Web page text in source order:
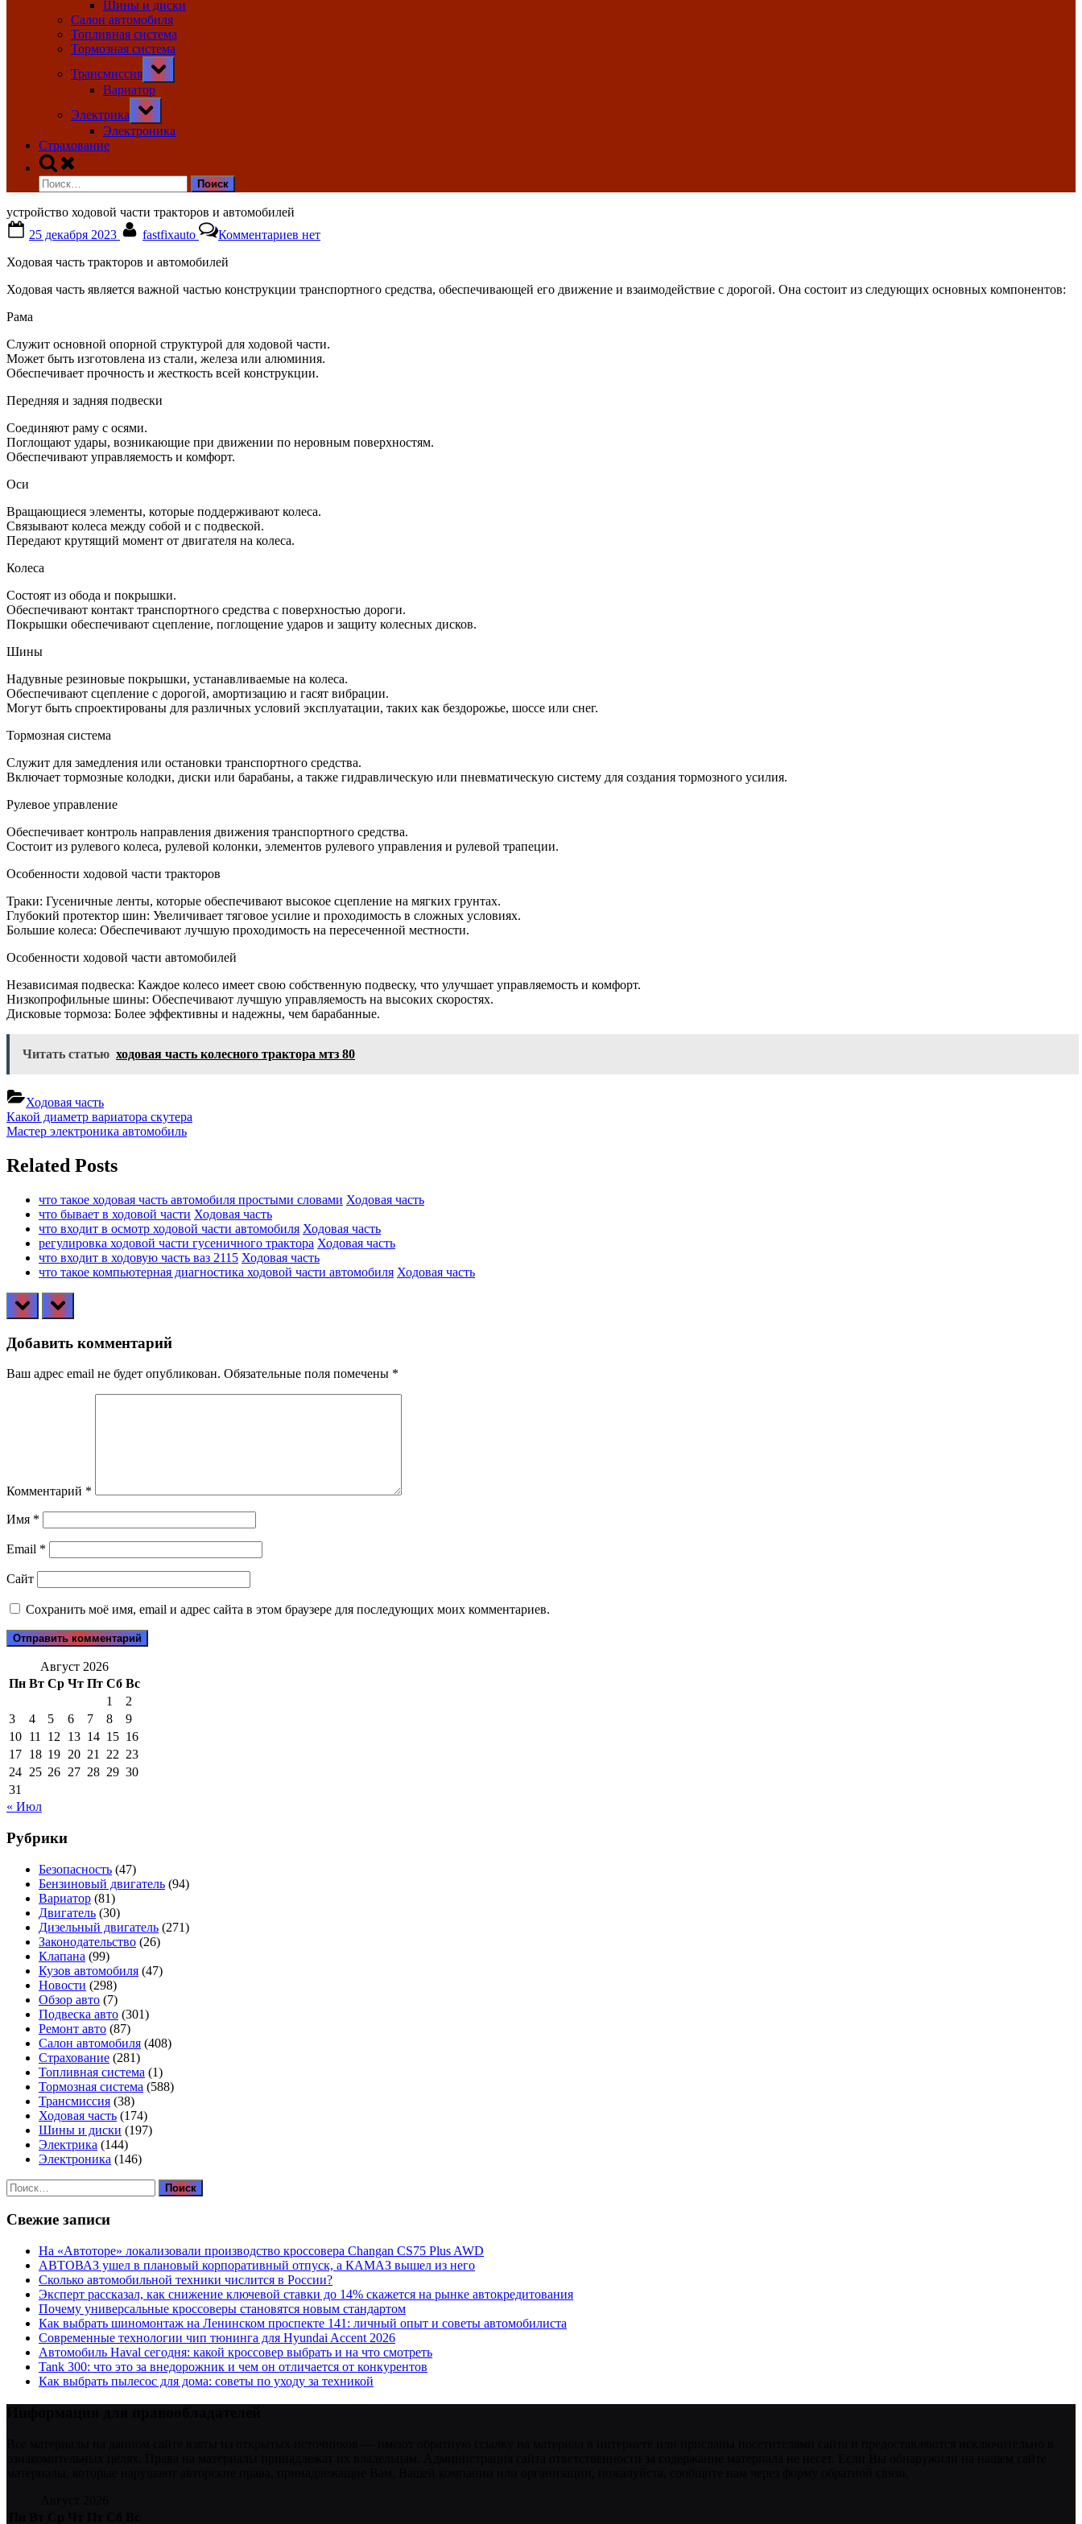
Шины и диски
Салон автомобиля
Топливная система
Тормозная система
Трансмиссия
Toggle
sub-
menu
Вариатор
Электрика
Toggle
sub-
menu
Электроника
Страхование
Toggle
search
form
Найти:
устройство ходовой части тракторов и автомобилей
on
25 декабря 2023 fastfixauto Комментариевзаписи
тракторов
нет
Ходовая часть тракторов и автомобилей
Ходовая часть является важной частью конструкции транспортного средства, обеспечивающей его движение и взаимодействие с дорогой. Она состоит из следующих основных компонентов:
Рама
Служит основной опорной структурой для ходовой части.
Может быть изготовлена из стали, железа или алюминия.
Обеспечивает прочность и жесткость всей конструкции.
Передняя и задняя подвески
Соединяют раму с осями.
Поглощают удары, возникающие при движении по неровным поверхностям.
Обеспечивают управляемость и комфорт.
Оси
Вращающиеся элементы, которые поддерживают колеса.
Связывают колеса между собой и с подвеской.
Передают крутящий момент от двигателя на колеса.
Колеса
Состоят из обода и покрышки.
Обеспечивают контакт транспортного средства с поверхностью дороги.
Покрышки обеспечивают сцепление, поглощение ударов и защиту колесных дисков.
Шины
Надувные резиновые покрышки, устанавливаемые на колеса.
Обеспечивают сцепление с дорогой, амортизацию и гасят вибрации.
Могут быть спроектированы для различных условий эксплуатации, таких как бездорожье, шоссе или снег.
Тормозная система
Служит для замедления или остановки транспортного средства.
Включает тормозные колодки, диски или барабаны, а также гидравлическую или пневматическую систему для создания тормозного усилия.
Рулевое управление
Обеспечивает контроль направления движения транспортного средства.
Состоит из рулевого колеса, рулевой колонки, элементов рулевого управления и рулевой трапеции.
Особенности ходовой части тракторов
Траки: Гусеничные ленты, которые обеспечивают высокое сцепление на мягких грунтах.
Глубокий протектор шин: Увеличивает тяговое усилие и проходимость в сложных условиях.
Большие колеса: Обеспечивают лучшую проходимость на пересеченной местности.
Особенности ходовой части автомобилей
Независимая подвеска: Каждое колесо имеет свою собственную подвеску, что улучшает управляемость и комфорт.
Низкопрофильные шины: Обеспечивают лучшую управляемость на высоких скоростях.
Дисковые тормоза: Более эффективны и надежны, чем барабанные.
Читать статью ходовая часть колесного трактора мтз 80
Ходовая часть
Навигация
по
записям
Previous
Post:
Какой диаметр вариатора скутера
Next
Мастер электроника автомобиль
Related Posts
что такое ходовая часть автомобиля простыми словами Ходовая часть
что бывает в ходовой части Ходовая часть
что входит в осмотр ходовой части автомобиля Ходовая часть
регулировка ходовой части гусеничного трактора Ходовая часть
что входит в ходовую часть ваз 2115 Ходовая часть
что такое компьютерная диагностика ходовой части автомобиля Ходовая часть
prev next
Добавить комментарий
Ваш адрес email не будет опубликован. Обязательные поля помечены *
Комментарий *
Имя *
Email *
Сайт
Сохранить моё имя, email и адрес сайта в этом браузере для последующих моих комментариев.
Август 2026
Пн Вт Ср Чт Пт Сб Вс
1
2
3
4 5 6 7 8
9
10 11 12 13 14 15 16
17 18 19 20 21 22 23
24 25 26 27 28 29 30
31
« Июл
Рубрики
Безопасность (47)
Бензиновый двигатель (94)
Вариатор (81)
Двигатель (30)
Дизельный двигатель (271)
Законодательство (26)
Клапана (99)
Кузов автомобиля (47)
Новости (298)
Обзор авто (7)
Подвеска авто (301)
Ремонт авто (87)
Салон автомобиля (408)
Страхование (281)
Топливная система (1)
Тормозная система (588)
Трансмиссия (38)
Ходовая часть (174)
Шины и диски (197)
Электрика (144)
Электроника (146)
Найти:
Свежие записи
На «Автоторе» локализовали производство кроссовера Changan CS75 Plus AWD
АВТОВАЗ ушел в плановый корпоративный отпуск, а КАМАЗ вышел из него
Сколько автомобильной техники числится в России?
Эксперт рассказал, как снижение ключевой ставки до 14% скажется на рынке автокредитования
Почему универсальные кроссоверы становятся новым стандартом
Как выбрать шиномонтаж на Ленинском проспекте 141: личный опыт и советы автомобилиста
Современные технологии чип тюнинга для Hyundai Accent 2026
Автомобиль Haval сегодня: какой кроссовер выбрать и на что смотреть
Tank 300: что это за внедорожник и чем он отличается от конкурентов
Как выбрать пылесос для дома: советы по уходу за техникой